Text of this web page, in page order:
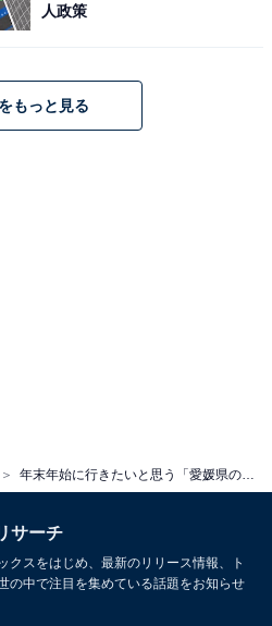
でのランキング結果を見る
きたいと思う「香川県の道の駅」
2025年調査】
人政策
もっと見る
サーチ
クスをはじめ、最新のリリース情報、ト
の中で注目を集めている話題をお知らせ